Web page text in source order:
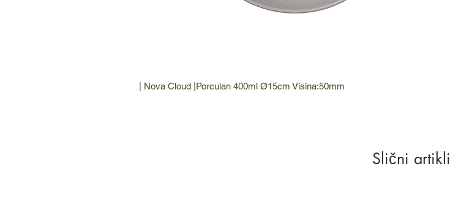
| Nova Cloud |Porculan 400ml Ø15cm Visina:50mm
Slični artikli